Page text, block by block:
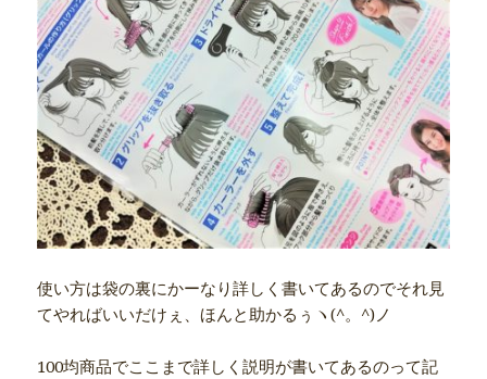
使い方は袋の裏にかーなり詳しく書いてあるのでそれ見
てやればいいだけぇ、ほんと助かるぅヽ(^。^)ノ
100均商品でここまで詳しく説明が書いてあるのって記